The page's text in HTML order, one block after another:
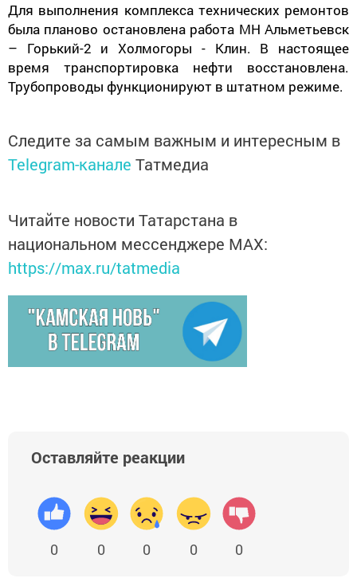
Для выполнения комплекса технических ремонтов
была планово остановлена работа МН Альметьевск
– Горький-2 и Холмогоры - Клин. В настоящее
время транспортировка нефти восстановлена.
Трубопроводы функционируют в штатном режиме.
Следите за самым важным и интересным в
Telegram-канале Татмедиа
Читайте новости Татарстана в
национальном мессенджере MАХ:
https://max.ru/tatmedia
Оставляйте реакции
0 0 0 0 0